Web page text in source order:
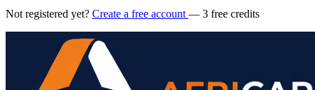
Not registered yet? Create a free account — 3 free credits